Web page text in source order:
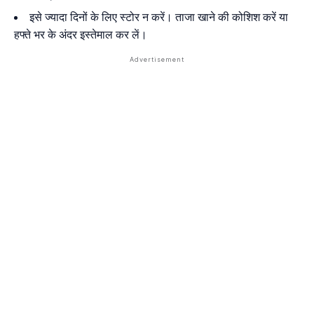
इसे ज्यादा दिनों के लिए स्टोर न करें। ताजा खाने की कोशिश करें या
हफ्ते भर के अंदर इस्तेमाल कर लें।